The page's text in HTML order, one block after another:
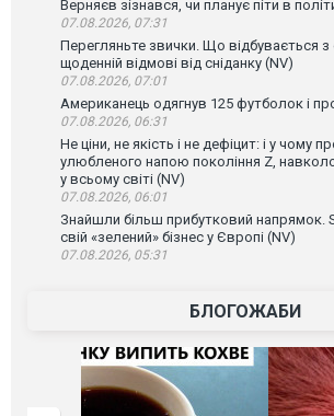
Верняєв зізнався, чи планує піти в
07.08.2026, 07:31
Перегляньте звички. Що відбувається з
щоденній відмові від сніданку (NV)
07.08.2026, 07:01
Американець одягнув 125 футболок і
07.08.2026, 06:31
Не ціни, не якість і не дефіцит: і у чому
улюбленого напою покоління Z,
у всьому світі (NV)
07.08.2026, 06:01
Знайшли більш прибутковий напрямок.
свій «зелений» бізнес у Європі (NV)
07.08.2026, 05:31
БЛОГОЖАБИ